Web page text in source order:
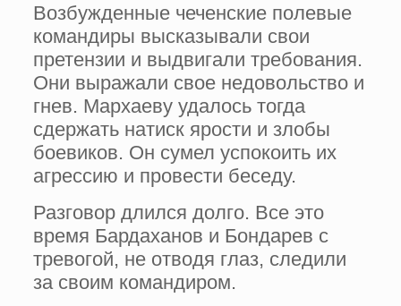
Возбужденные чеченские полевые
командиры высказывали свои
претензии и выдвигали требования.
Они выражали свое недовольство и
гнев. Мархаеву удалось тогда
сдержать натиск ярости и злобы
боевиков. Он сумел успокоить их
агрессию и провести беседу.
Разговор длился долго. Все это
время Бардаханов и Бондарев с
тревогой, не отводя глаз, следили
за своим командиром.